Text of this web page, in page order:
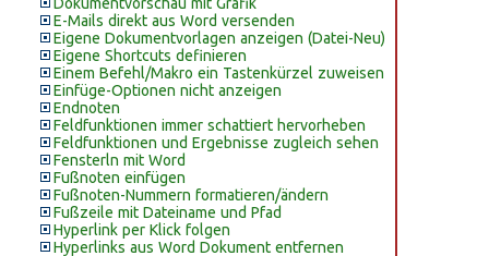
E-Mails direkt aus Word versenden
Eigene Dokumentvorlagen anzeigen (Datei-Neu)
Eigene Shortcuts definieren
Einem Befehl/Makro ein Tastenkürzel zuweisen
Einfüge-Optionen nicht anzeigen
Endnoten
Feldfunktionen immer schattiert hervorheben
Feldfunktionen und Ergebnisse zugleich sehen
Fensterln mit Word
Fußnoten einfügen
Fußnoten-Nummern formatieren/ändern
Fußzeile mit Dateiname und Pfad
Hyperlink per Klick folgen
Hyperlinks aus Word Dokument entfernen